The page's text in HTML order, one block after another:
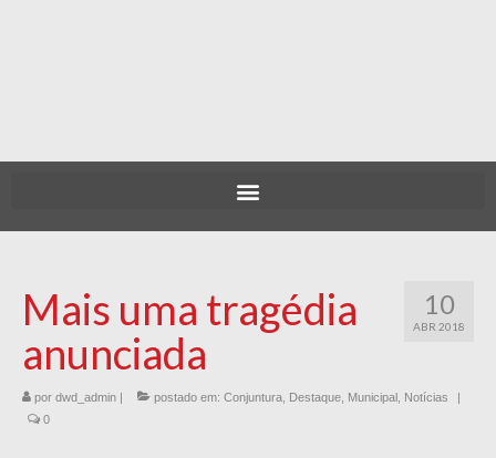
10
ABR 2018
Mais uma tragédia
anunciada
por dwd_admin | postado em: Conjuntura Destaque Municipal Notícias
|
0